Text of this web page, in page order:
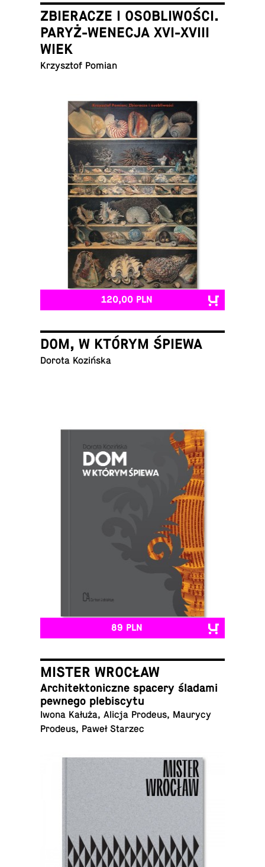
ZBIERACZE I OSOBLIWOŚCI.
PARYŻ-WENECJA XVI-XVIII
WIEK
Krzysz­tof Pomian
120,00 PLN
DOM, W KTÓRYM ŚPIEWA
Dorota Kozińska
89 PLN
MISTER WROCŁAW
Ar­chi­tek­to­nicz­ne spacery śladami
pewnego plebiscytu
Iwona Kałuża, Alicja Prodeus, Maurycy
Prodeus, Paweł Starzec